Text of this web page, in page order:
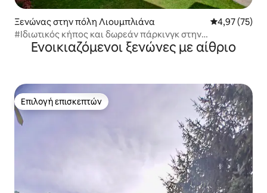
Ξενώνας στην πόλη Λιουμπλιάνα Μέση
4,97 (75)
#Ιδιωτικός κήπος και δωρεάν πάρκινγκ στην
ιδιοκτησία#
Ενοικιαζόμενοι ξενώνες με αίθριο
Επιλογή επισκεπτών
Επιλογή επισκεπτών